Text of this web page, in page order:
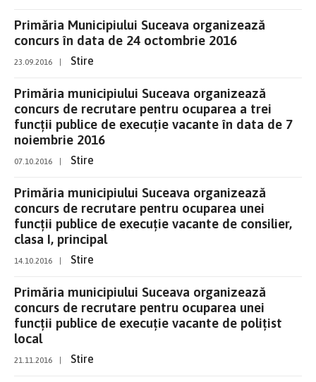
Primăria Municipiului Suceava organizează
concurs în data de 24 octombrie 2016
23.09.2016 Stire
Primăria municipiului Suceava organizează
concurs de recrutare pentru ocuparea a trei
funcţii publice de execuţie vacante în data de 7
noiembrie 2016
07.10.2016 Stire
Primăria municipiului Suceava organizează
concurs de recrutare pentru ocuparea unei
funcţii publice de execuţie vacante de consilier,
clasa I, principal
14.10.2016 Stire
Primăria municipiului Suceava organizează
concurs de recrutare pentru ocuparea unei
funcţii publice de execuţie vacante de poliţist
local
21.11.2016 Stire